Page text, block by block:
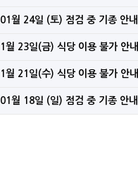
01월 24일 (토) 점검 중 기종 안내
1월 23일(금) 식당 이용 불가 안내
1월 21일(수) 식당 이용 불가 안내
01월 18일 (일) 점검 중 기종 안내